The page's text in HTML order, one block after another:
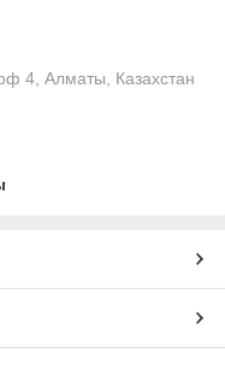
4, Алматы, Казахстан